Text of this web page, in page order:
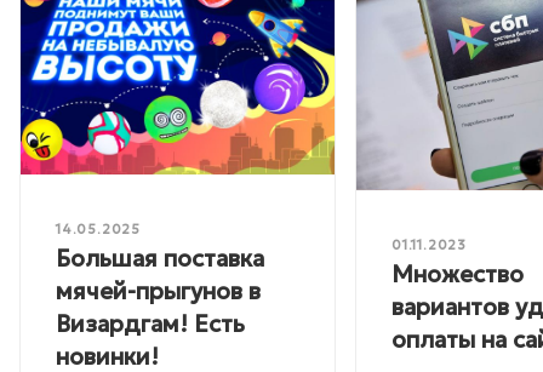
14.05.2025
Большая поставка
мячей-прыгунов в
Визардгам! Есть
новинки!
01.11.2023
Множество
вариантов
оплаты на